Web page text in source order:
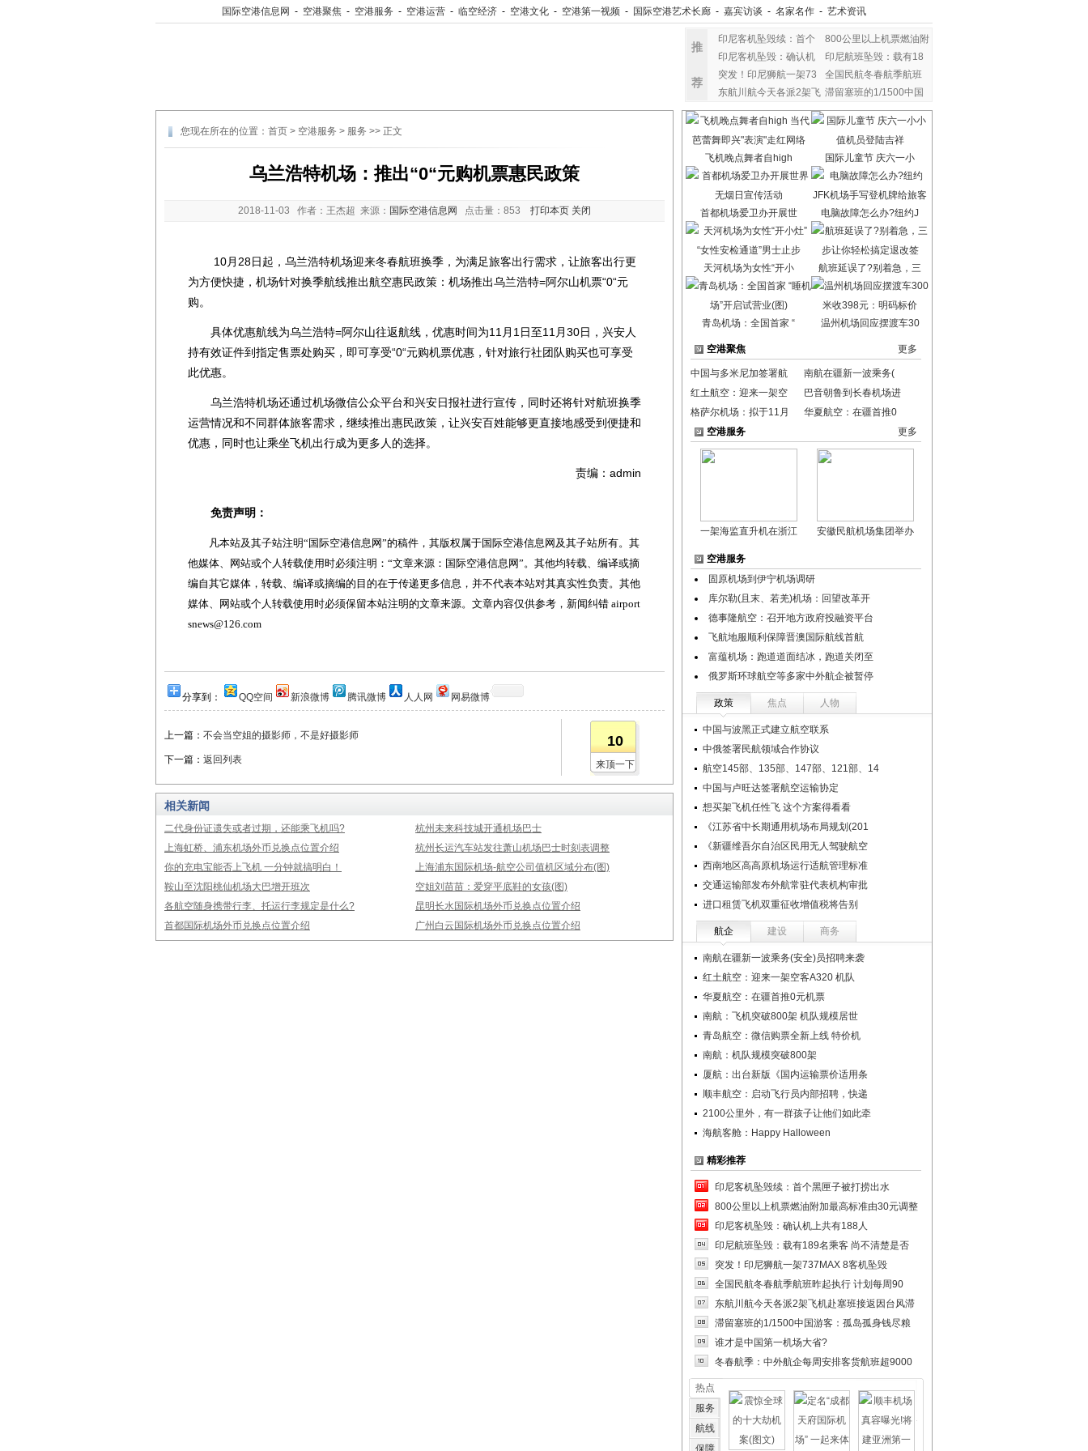
国际空港信息网 - 空港聚焦 - 空港服务 - 空港运营 - 临空经济 - 空港文化 - 空港第一视频 - 国际空港艺术长廊 - 嘉宾访谈 - 名家名作 - 艺术资讯
推
荐
印尼客机坠毁续：首个
800公里以上机票燃油附
印尼客机坠毁：确认机
印尼航班坠毁：载有18
突发！印尼狮航一架73
全国民航冬春航季航班
东航川航今天各派2架飞 滞留塞班的1/1500中国
您现在所在的位置： 首页 > 空港服务 > 服务 >> 正文
乌兰浩特机场：推出“0“元购机票惠民政策
2018-11-03 作者：王杰超 来源： 国际空港信息网 点击量： 853 打印本页 关闭
10月28日起，乌兰浩特机场迎来冬春航班换季，为满足旅客出行需求，让旅客出行更
为方便快捷，机场针对换季航线推出航空惠民政策：机场推出乌兰浩特=阿尔山机票“0“元
购。
具体优惠航线为乌兰浩特=阿尔山往返航线，优惠时间为11月1日至11月30日，兴安人
持有效证件到指定售票处购买，即可享受“0“元购机票优惠，针对旅行社团队购买也可享受
此优惠。
乌兰浩特机场还通过机场微信公众平台和兴安日报社进行宣传，同时还将针对航班换季
运营情况和不同群体旅客需求，继续推出惠民政策，让兴安百姓能够更直接地感受到便捷和
优惠，同时也让乘坐飞机出行成为更多人的选择。
责编：admin
免责声明：
凡本站及其子站注明“国际空港信息网”的稿件，其版权属于国际空港信息网及其子站所有。其
他媒体、网站或个人转载使用时必须注明：“文章来源：国际空港信息网”。其他均转载、编译或摘
编自其它媒体，转载、编译或摘编的目的在于传递更多信息，并不代表本站对其真实性负责。其他
媒体、网站或个人转载使用时必须保留本站注明的文章来源。文章内容仅供参考，新闻纠错 airport
snews@126.com
分享到： QQ空间 新浪微博 腾讯微博 人人网 网易微博
上一篇： 不会当空姐的摄影师，不是好摄影师
下一篇： 返回列表
10
来顶一下
相关新闻
二代身份证遗失或者过期，还能乘飞机吗?
杭州未来科技城开通机场巴士
上海虹桥、浦东机场外币兑换点位置介绍
杭州长运汽车站发往萧山机场巴士时刻表调整
你的充电宝能否上飞机 一分钟就搞明白！
上海浦东国际机场-航空公司值机区域分布(图)
鞍山至沈阳桃仙机场大巴增开班次
空姐刘苗苗：爱穿平底鞋的女孩(图)
各航空随身携带行李、托运行李规定是什么?
昆明长水国际机场外币兑换点位置介绍
首都国际机场外币兑换点位置介绍
广州白云国际机场外币兑换点位置介绍
飞机晚点舞者自high 国际儿童节 庆六一小
首都机场爱卫办开展世 电脑故障怎么办?纽约J
天河机场为女性“开小 航班延误了?别着急，三
青岛机场：全国首家 “ 温州机场回应摆渡车30
空港聚焦 更多
中国与多米尼加签署航
南航在疆新一波乘务(
红土航空：迎来一架空
巴音朝鲁到长春机场进
格萨尔机场：拟于11月
华夏航空：在疆首推0
空港服务
更多
一架海监直升机在浙江 安徽民航机场集团举办
空港服务
固原机场到伊宁机场调研
库尔勒(且末、若羌)机场：回望改革开
德事隆航空：召开地方政府投融资平台
飞航地服顺利保障晋澳国际航线首航
富蕴机场：跑道道面结冰，跑道关闭至
俄罗斯环球航空等多家中外航企被暂停
政策 焦点 人物
中国与波黑正式建立航空联系
中俄签署民航领域合作协议
航空145部、135部、147部、121部、14
中国与卢旺达签署航空运输协定
想买架飞机任性飞 这个方案得看看
《江苏省中长期通用机场布局规划(201
《新疆维吾尔自治区民用无人驾驶航空
西南地区高高原机场运行适航管理标准
交通运输部发布外航常驻代表机构审批
进口租赁飞机双重征收增值税将告别
航企 建设 商务
南航在疆新一波乘务(安全)员招聘来袭
红土航空：迎来一架空客A320 机队
华夏航空：在疆首推0元机票
南航：飞机突破800架 机队规模居世
青岛航空：微信购票全新上线 特价机
南航：机队规模突破800架
厦航：出台新版《国内运输票价适用条
顺丰航空：启动飞行员内部招聘，快递
2100公里外，有一群孩子让他们如此牵
海航客舱：Happy Halloween
精彩推荐
印尼客机坠毁续：首个黑匣子被打捞出水
800公里以上机票燃油附加最高标准由30元调整
印尼客机坠毁：确认机上共有188人
印尼航班坠毁：载有189名乘客 尚不清楚是否
突发！印尼狮航一架737MAX 8客机坠毁
全国民航冬春航季航班昨起执行 计划每周90
东航川航今天各派2架飞机赴塞班接返因台风滞
滞留塞班的1/1500中国游客：孤岛孤身钱尽粮
谁才是中国第一机场大省?
冬春航季：中外航企每周安排客货航班超9000
热点
服务
航线
保障